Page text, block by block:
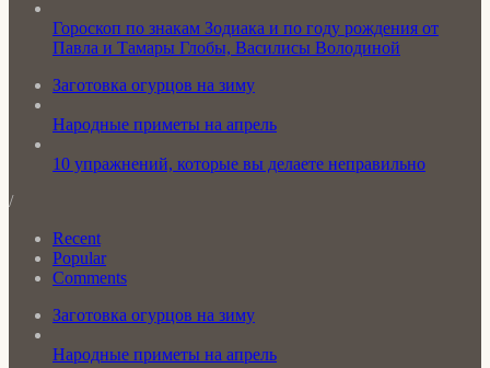
Гороскоп по знакам Зодиака и по году рождения от
Павла и Тамары Глобы, Василисы Володиной
Заготовка огурцов на зиму
Народные приметы на апрель
10 упражнений, которые вы делаете неправильно
/
Recent
Popular
Comments
Заготовка огурцов на зиму
Народные приметы на апрель